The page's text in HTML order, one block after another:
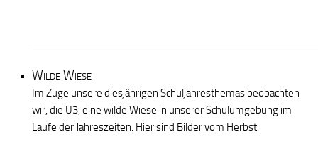
Wilde Wiese
Im Zuge unsere diesjährigen Schuljahresthemas beobachten
wir, die U3, eine wilde Wiese in unserer Schulumgebung im
Laufe der Jahreszeiten. Hier sind Bilder vom Herbst.